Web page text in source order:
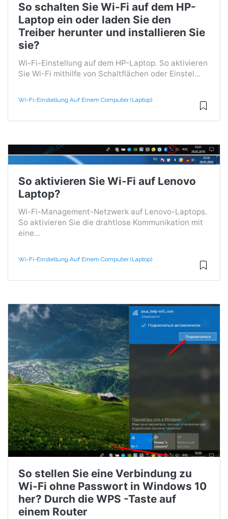
So schalten Sie Wi-Fi auf dem HP-
Laptop ein oder laden Sie den
Treiber herunter und installieren Sie
sie?
Wi-Fi-Einstellung auf dem HP-Laptop. So aktivieren
Sie Wi-Fi mithilfe von Schaltflächen oder Einstel...
Wi-Fi-Einstellung Auf Einem Computer (Laptop)
So aktivieren Sie Wi-Fi auf Lenovo
Laptop?
Wi-Fi-Management-Netzwerk auf Lenovo-Laptops.
So aktivieren Sie die drahtlose Kommunikation mit
eine...
Wi-Fi-Einstellung Auf Einem Computer (Laptop)
So stellen Sie eine Verbindung zu
Wi-Fi ohne Passwort in Windows 10
her? Durch die WPS -Taste auf
einem Router